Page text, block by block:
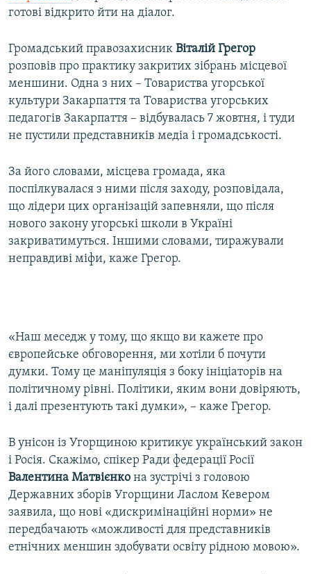
готові відкрито йти на діалог.
Громадський правозахисник Віталій Грегор
розповів про практику закритих зібрань місцевої
меншини. Одна з них – Товариства угорської
культури Закарпаття та Товариства угорських
педагогів Закарпаття – відбувалась 7 жовтня, і туди
не пустили представників медіа і громадськості.
За його словами, місцева громада, яка
поспілкувалася з ними після заходу, розповідала,
що лідери цих організацій запевняли, що після
нового закону угорські школи в Україні
закриватимуться. Іншими словами, тиражували
неправдиві міфи, каже Грегор.
«Наш меседж у тому, що якщо ви кажете про
європейське обговорення, ми хотіли б почути
думки. Тому це маніпуляція з боку ініціаторів на
політичному рівні. Політики, яким вони довіряють,
і далі презентують такі думки», – каже Грегор.
В унісон із Угорщиною критикує український закон
і Росія. Скажімо, спікер Ради федерації Росії
Валентина Матвієнко на зустрічі з головою
Державних зборів Угорщини Ласлом Кевером
заявила, що нові «дискримінаційні норми» не
передбачають «можливості для представників
етнічних меншин здобувати освіту рідною мовою».